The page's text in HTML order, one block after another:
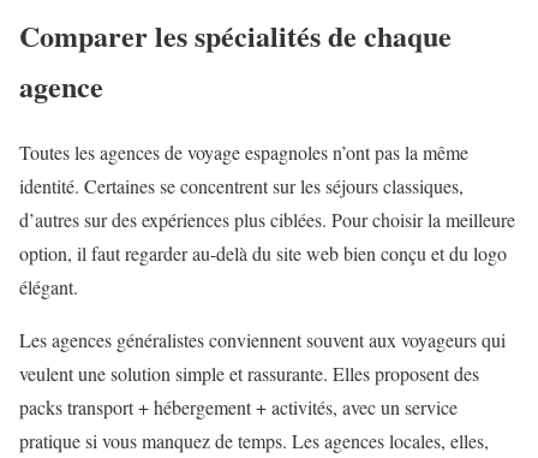
Comparer les spécialités de chaque
agence
Toutes les agences de voyage espagnoles n’ont pas la même
identité. Certaines se concentrent sur les séjours classiques,
d’autres sur des expériences plus ciblées. Pour choisir la meilleure
option, il faut regarder au-delà du site web bien conçu et du logo
élégant.
Les agences généralistes conviennent souvent aux voyageurs qui
veulent une solution simple et rassurante. Elles proposent des
packs transport + hébergement + activités, avec un service
pratique si vous manquez de temps. Les agences locales, elles,